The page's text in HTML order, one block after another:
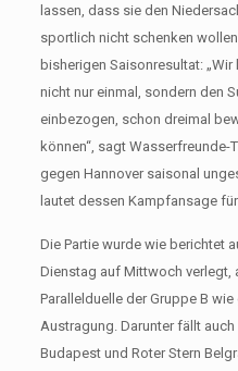
lassen, dass sie den
sportlich nicht schenken
bisherigen Saisonresultat:
nicht nur einmal, sondern den
einbezogen, schon dreimal
können“, sagt Wasserfreunde-
gegen Hannover saisonal
lautet dessen Kampfansage
Die Partie wurde wie berichtet
Dienstag auf Mittwoch verlegt,
Parallelduelle der Gruppe B
Austragung. Darunter fällt
Budapest und Roter Stern